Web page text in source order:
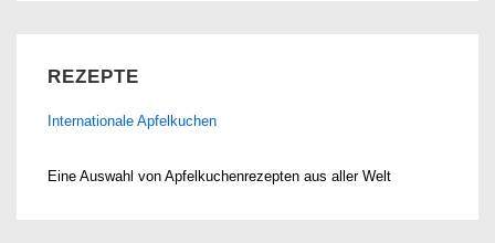
REZEPTE
Internationale Apfelkuchen
Eine Auswahl von Apfelkuchenrezepten aus aller Welt